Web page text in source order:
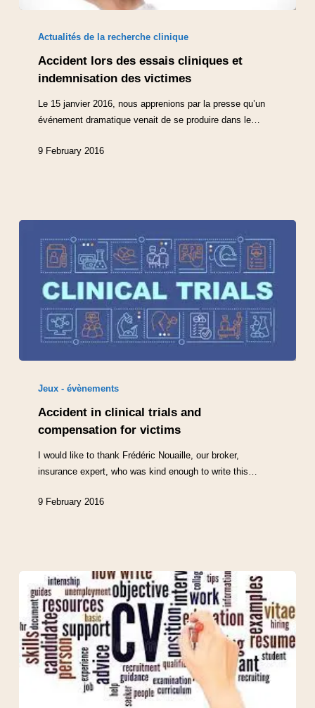
Actualités de la recherche clinique
Accident lors des essais cliniques et
indemnisation des victimes
Le 15 janvier 2016, nous apprenions par la presse qu’un
événement dramatique venait de se produire dans le…
9 February 2016
Jeux - évènements
Accident in clinical trials and
compensation for victims
I would like to thank Frédéric Nouaille, our broker,
insurance expert, who was kind enough to write this…
9 February 2016